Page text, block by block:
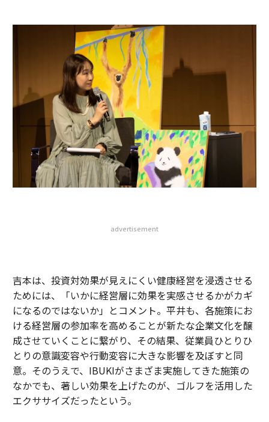
advertisement
吉本は、投資対効果が見えにくい健康経営を浸透させる
ためには、「いかに経営層に効果を実感させるかがカギ
になるのではないか」とコメント。平井も、各施策にお
ける経営層の参加率を高めることが新たな企業文化を醸
成させていくことに繋がり、その結果、従業員ひとりひ
とりの意識変容や行動変容に大きな影響を及ぼすと同
意。そのうえで、IBUKIがさまざま実施してきた施策の
なかでも、著しい効果を上げたのが、ゴルフを活用した
エクササイズだったという。